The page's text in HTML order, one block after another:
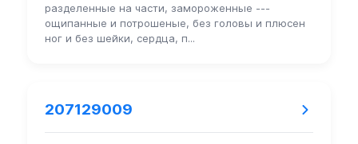
разделенные на части, замороженные ---
ощипанные и потрошеные, без головы и плюсен
ног и без шейки, сердца, п...
207129009